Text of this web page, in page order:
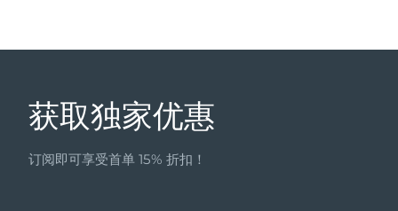
获取独家优惠
订阅即可享受首单 15% 折扣！